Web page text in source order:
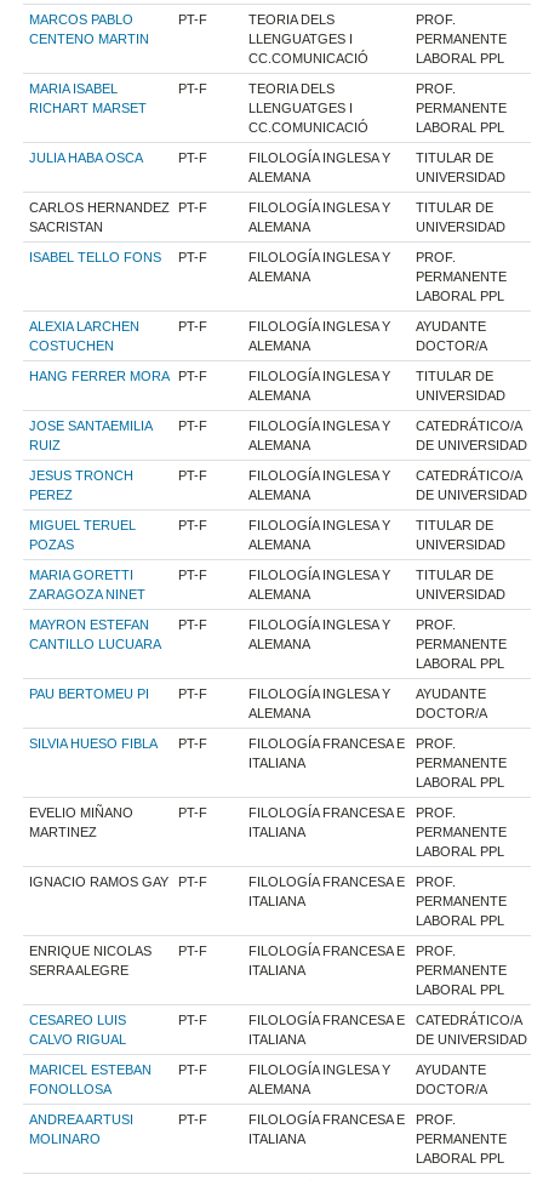
MARCOS PABLO
CENTENO MARTIN
PT-F
TEORIA DELS
LLENGUATGES I
CC.COMUNICACIÓ
PROF.
PERMANENTE
LABORAL PPL
MARIA ISABEL
RICHART MARSET
PT-F
TEORIA DELS
LLENGUATGES I
CC.COMUNICACIÓ
PROF.
PERMANENTE
LABORAL PPL
JULIA HABA OSCA PT-F
FILOLOGÍA INGLESA Y
ALEMANA
TITULAR DE
UNIVERSIDAD
CARLOS HERNANDEZ
SACRISTAN
PT-F
FILOLOGÍA INGLESA Y
ALEMANA
TITULAR DE
UNIVERSIDAD
ISABEL TELLO FONS PT-F
FILOLOGÍA INGLESA Y
ALEMANA
PROF.
PERMANENTE
LABORAL PPL
ALEXIA LARCHEN
COSTUCHEN
PT-F
FILOLOGÍA INGLESA Y
ALEMANA
AYUDANTE
DOCTOR/A
HANG FERRER MORA PT-F
FILOLOGÍA INGLESA Y
ALEMANA
TITULAR DE
UNIVERSIDAD
JOSE SANTAEMILIA
RUIZ
PT-F
FILOLOGÍA INGLESA Y
ALEMANA
CATEDRÁTICO/A
DE UNIVERSIDAD
JESUS TRONCH
PEREZ
PT-F
FILOLOGÍA INGLESA Y
ALEMANA
CATEDRÁTICO/A
DE UNIVERSIDAD
MIGUEL TERUEL
POZAS
PT-F
FILOLOGÍA INGLESA Y
ALEMANA
TITULAR DE
UNIVERSIDAD
MARIA GORETTI
ZARAGOZA NINET
PT-F
FILOLOGÍA INGLESA Y
ALEMANA
TITULAR DE
UNIVERSIDAD
MAYRON ESTEFAN
CANTILLO LUCUARA
PT-F
FILOLOGÍA INGLESA Y
ALEMANA
PROF.
PERMANENTE
LABORAL PPL
PAU BERTOMEU PI PT-F
FILOLOGÍA INGLESA Y
ALEMANA
AYUDANTE
DOCTOR/A
SILVIA HUESO FIBLA PT-F
FILOLOGÍA FRANCESA E
ITALIANA
PROF.
PERMANENTE
LABORAL PPL
EVELIO MIÑANO
MARTINEZ
PT-F
FILOLOGÍA FRANCESA E
ITALIANA
PROF.
PERMANENTE
LABORAL PPL
IGNACIO RAMOS GAY PT-F
FILOLOGÍA FRANCESA E
ITALIANA
PROF.
PERMANENTE
LABORAL PPL
ENRIQUE NICOLAS
SERRA ALEGRE
PT-F
FILOLOGÍA FRANCESA E
ITALIANA
PROF.
PERMANENTE
LABORAL PPL
CESAREO LUIS
CALVO RIGUAL
PT-F
FILOLOGÍA FRANCESA E
ITALIANA
CATEDRÁTICO/A
DE UNIVERSIDAD
MARICEL ESTEBAN
FONOLLOSA
PT-F
FILOLOGÍA INGLESA Y
ALEMANA
AYUDANTE
DOCTOR/A
ANDREA ARTUSI
MOLINARO
PT-F
FILOLOGÍA FRANCESA E
ITALIANA
PROF.
PERMANENTE
LABORAL PPL